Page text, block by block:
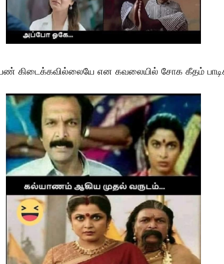
கிடைக்கவில்லையே என கவலையில் சோக கீதம்